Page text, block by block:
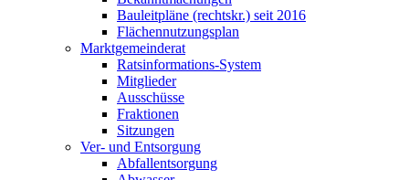
Bauleitpläne (rechtskr.) seit 2016
Flächennutzungsplan
Marktgemeinderat
Ratsinformations-System
Mitglieder
Ausschüsse
Fraktionen
Sitzungen
Ver- und Entsorgung
Abfallentsorgung